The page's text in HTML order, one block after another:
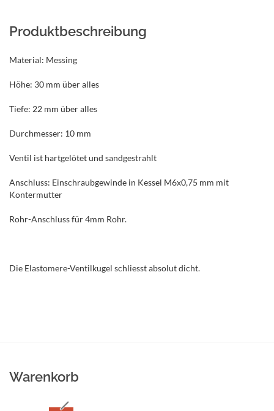
Produktbeschreibung
Material: Messing
Höhe: 30 mm über alles
Tiefe: 22 mm über alles
Durchmesser: 10 mm
Ventil ist hartgelötet und sandgestrahlt
Anschluss: Einschraubgewinde in Kessel M6x0,75 mm mit
Kontermutter
Rohr-Anschluss für 4mm Rohr.
Die Elastomere-Ventilkugel schliesst absolut dicht.
Warenkorb